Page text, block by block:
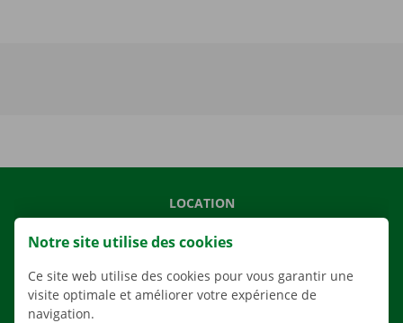
LOCATION
AGENCES
Notre site utilise des cookies
Ce site web utilise des cookies pour vous garantir une
visite optimale et améliorer votre expérience de
navigation.